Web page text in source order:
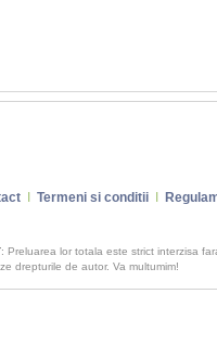
I Termeni si conditiiI
: Preluarea lor totala este strict interzisa
drepturile de autor. Va multumim!